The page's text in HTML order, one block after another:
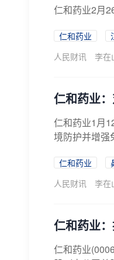
仁和药业2月
仁和药业
人民财讯
李在
仁和药业
仁和药业1月
境防护并增强
仁和药业
人民财讯
李在
仁和药业
仁和药业